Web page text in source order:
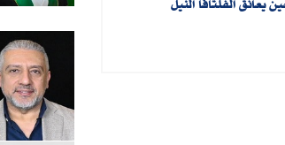
الفلتافا النيل